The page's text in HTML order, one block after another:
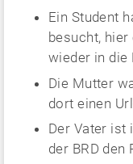
Ein Student
besucht, hier
wieder in die
Die Mutter
dort einen
Der Vater ist
der BRD den